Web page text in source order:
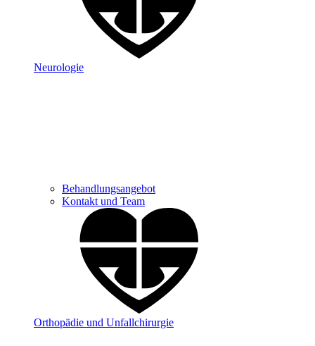
Neurologie
Behandlungsangebot
Kontakt und Team
Orthopädie und Unfallchirurgie